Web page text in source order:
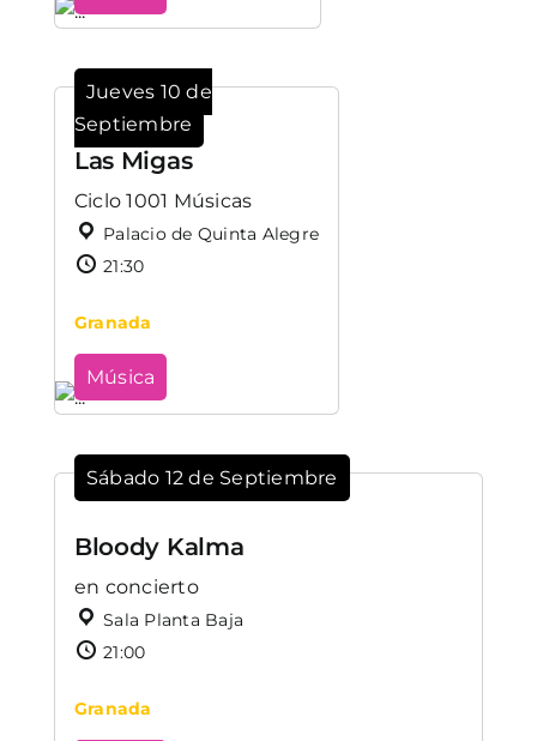
Jueves 10 de
Septiembre
Las Migas
Ciclo 1001 Músicas
Palacio de Quinta Alegre
21:30
Granada
Música
Sábado 12 de Septiembre
Bloody Kalma
en concierto
Sala Planta Baja
21:00
Granada